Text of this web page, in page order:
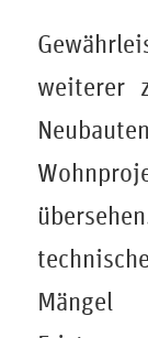
weiterer
Mängel